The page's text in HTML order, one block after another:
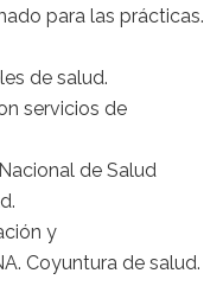
para las prácticas.
de salud.
servicios de
de Salud
y
Coyuntura de salud.